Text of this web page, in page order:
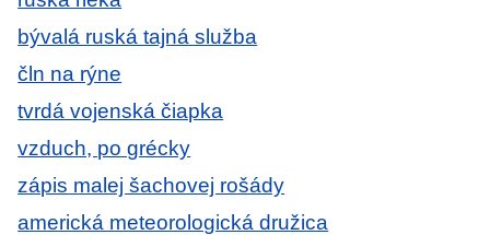
bývalá ruská tajná služba
čln na rýne
tvrdá vojenská čiapka
vzduch, po grécky
zápis malej šachovej rošády
americká meteorologická družica